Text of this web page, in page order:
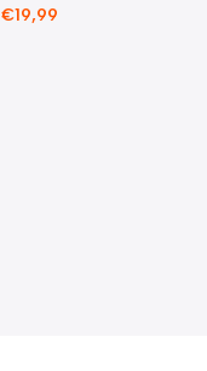
€19,99